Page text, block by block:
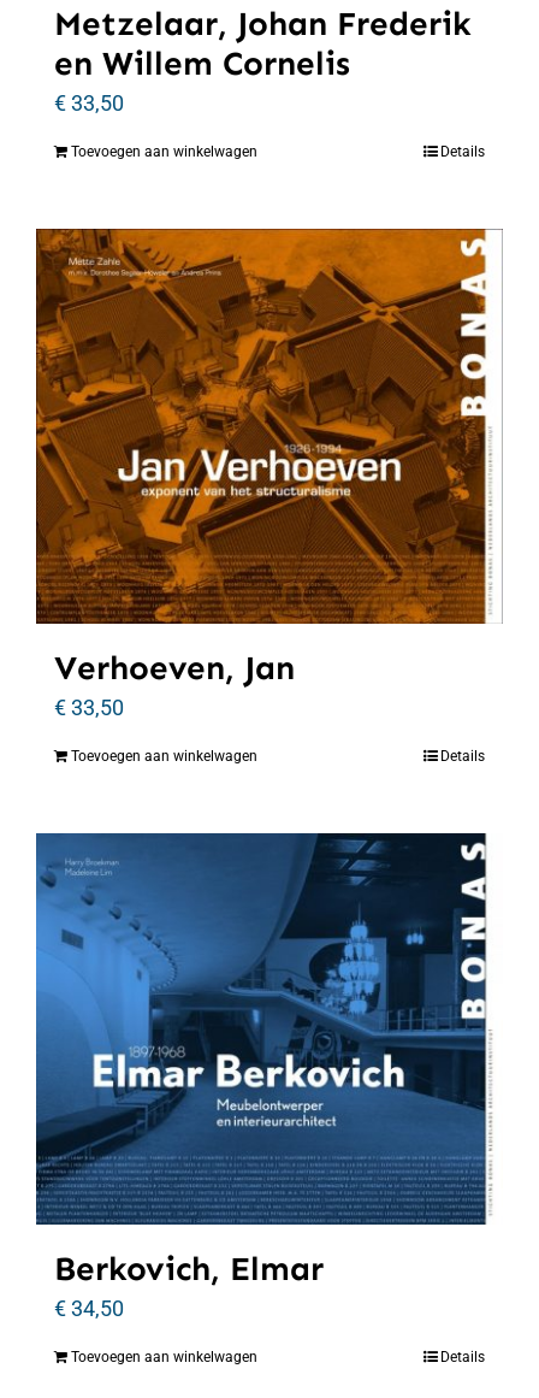
Metzelaar, Johan Frederik
en Willem Cornelis
€33,50
Toevoegen aan winkelwagen Details
Verhoeven, Jan
€33,50
Toevoegen aan winkelwagen Details
Berkovich, Elmar
€34,50
Toevoegen aan winkelwagen Details